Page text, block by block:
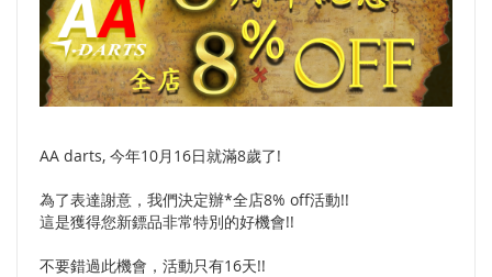
AA darts, 今年10月16日就滿8歲了!
為了表達謝意，我們決定辦*全店8% off活動!!
這是獲得您新鏢品非常特別的好機會!!
不要錯過此機會，活動只有16天!!